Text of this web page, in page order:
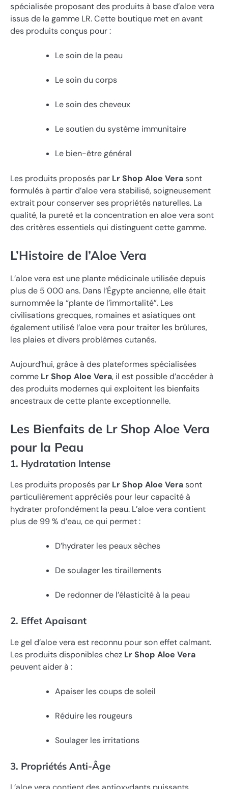
spécialisée proposant des produits à base d’aloe vera
issus de la gamme LR. Cette boutique met en avant
des produits conçus pour :
Le soin de la peau
Le soin du corps
Le soin des cheveux
Le soutien du système immunitaire
Le bien-être général
Les produits proposés par Lr Shop Aloe Verasont
formulés à partir d’aloe vera stabilisé, soigneusement
extrait pour conserver ses propriétés naturelles. La
qualité, la pureté et la concentration en aloe vera sont
des critères essentiels qui distinguent cette gamme.
L’Histoire de l’Aloe Vera
L’aloe vera est une plante médicinale utilisée depuis
plus de 5 000 ans. Dans l’Égypte ancienne, elle était
surnommée la “plante de l’immortalité”. Les
civilisations grecques, romaines et asiatiques ont
également utilisé l’aloe vera pour traiter les brûlures,
les plaies et divers problèmes cutanés.
Aujourd’hui, grâce à des plateformes spécialisées
comme Lr Shop Aloe Vera, il est possible d’accéder à
des produits modernes qui exploitent les bienfaits
ancestraux de cette plante exceptionnelle.
Les Bienfaits de Lr Shop Aloe Vera
pour la Peau
1. Hydratation Intense
Les produits proposés par Lr Shop Aloe Verasont
particulièrement appréciés pour leur capacité à
hydrater profondément la peau. L’aloe vera contient
plus de 99 % d’eau, ce qui permet :
D’hydrater les peaux sèches
De soulager les tiraillements
De redonner de l’élasticité à la peau
2. Effet Apaisant
Le gel d’aloe vera est reconnu pour son effet calmant.
Les produits disponibles chez Lr Shop Aloe Vera
peuvent aider à :
Apaiser les coups de soleil
Réduire les rougeurs
Soulager les irritations
3. Propriétés Anti-Âge